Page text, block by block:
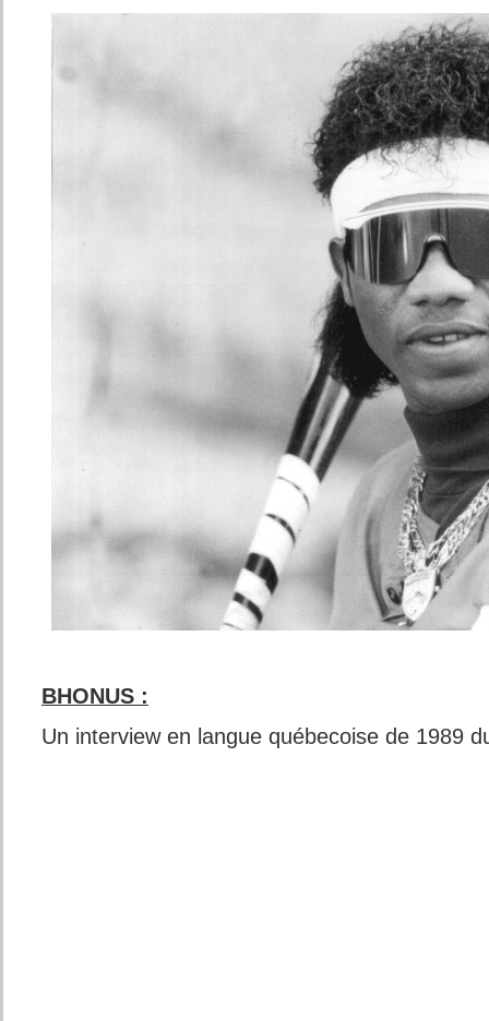
BHONUS :
Un interview en langue québecoise de 1989